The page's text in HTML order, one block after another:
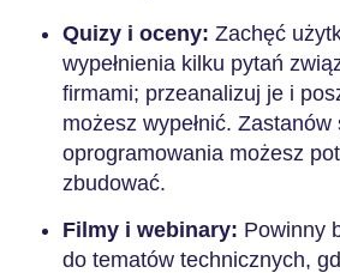
Quizy i oceny: Zachęć
wypełnienia kilku pytań
firmami; przeanalizuj je i
możesz wypełnić.
oprogramowania możesz
zbudować.
Filmy i webinary: Powinny
do tematów technicznych,